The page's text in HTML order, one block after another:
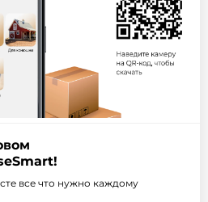
все что нужно каждому